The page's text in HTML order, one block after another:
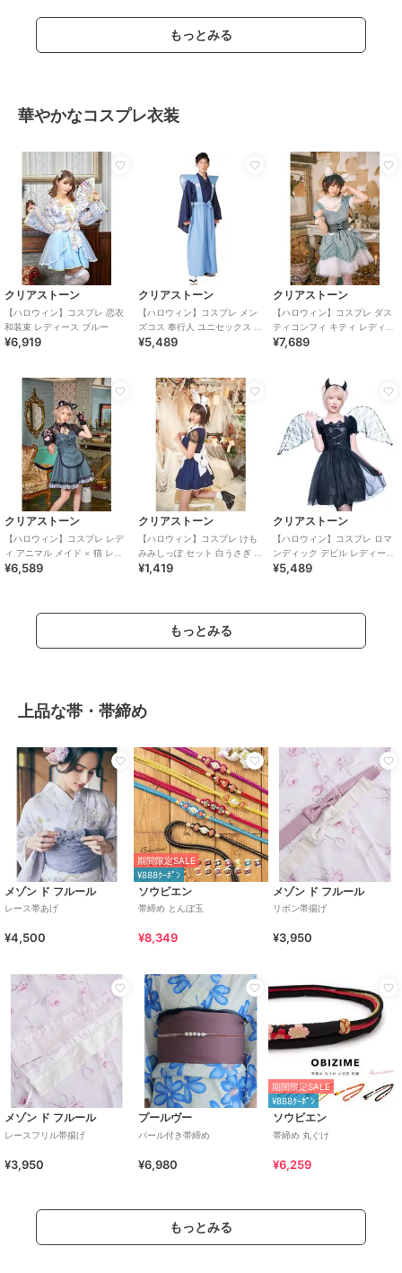
もっとみる
華やかなコスプレ衣装
クリアストーン
【ハロウィン】コスプレ 恋衣
和装束 レディース ブルー
¥6,919
クリアストーン
【ハロウィン】コスプレ メン
ズコス 奉行人 ユニセックス ブ
ルー
¥5,489
クリアストーン
【ハロウィン】コスプレ ダス
ティコンフィ キティ レディー
ス サックスブルー
¥7,689
クリアストーン
【ハロウィン】コスプレ レデ
ィ アニマル メイド × 猫 レデ
ィース グレー
¥6,589
クリアストーン
【ハロウィン】コスプレ けも
みみしっぽ セット 白うさぎ ユ
ニセックス ホワイト
¥1,419
クリアストーン
【ハロウィン】コスプレ ロマ
ンディック デビル レディース
ブラック
¥5,489
もっとみる
上品な帯・帯締め
メゾン ド フルール
レース帯あげ
¥4,500
期間限定SALE
¥888ｸｰﾎﾟﾝ
ソウビエン
帯締め とんぼ玉
¥8,349
メゾン ド フルール
リボン帯揚げ
¥3,950
メゾン ド フルール
レースフリル帯揚げ
¥3,950
プールヴー
パール付き帯締め
¥6,980
期間限定SALE
¥888ｸｰﾎﾟﾝ
ソウビエン
帯締め 丸ぐけ
¥6,259
もっとみる